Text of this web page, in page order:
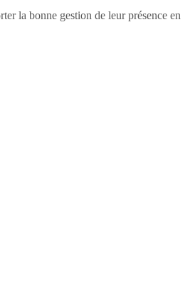
la bonne gestion de leur présence en